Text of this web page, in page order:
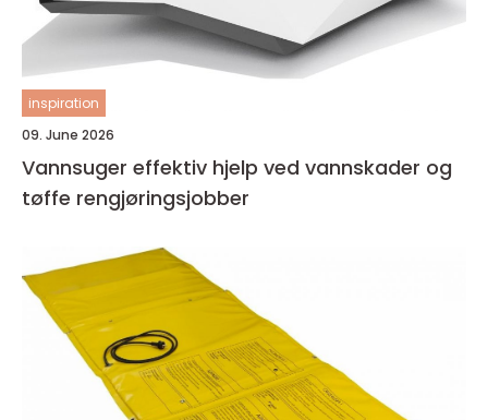
inspiration
09. June 2026
Vannsuger effektiv hjelp ved vannskader og
tøffe rengjøringsjobber